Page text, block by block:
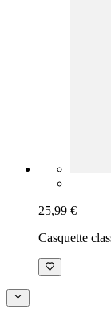
25,99 €
Casquette